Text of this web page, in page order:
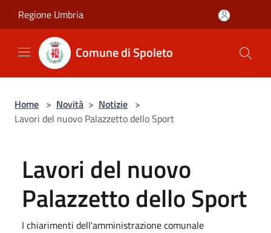
Regione Umbria
Comune di Spoleto
Home > Novità > Notizie >
Lavori del nuovo Palazzetto dello Sport
Lavori del nuovo
Palazzetto dello Sport
I chiarimenti dell'amministrazione comunale